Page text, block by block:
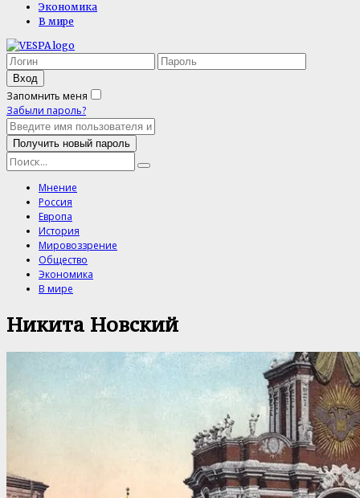
Экономика
В мире
Запомнить меня
Забыли пароль?
Мнение
Россия
Европа
История
Мировоззрение
Общество
Экономика
В мире
Никита Новский